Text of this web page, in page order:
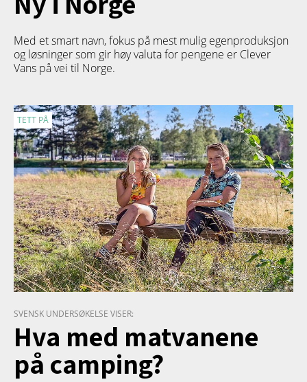
Med et smart navn, fokus på mest mulig egenproduksjon
og løsninger som gir høy valuta for pengene er Clever
Vans på vei til Norge.
TETT PÅ
SVENSK UNDERSØKELSE VISER:
Hva med matvanene
på camping?